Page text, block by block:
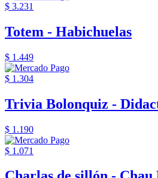
$ 3.231
Totem - Habichuelas
$ 1.449
$ 1.304
Trivia Bolonquiz -
$ 1.190
$ 1.071